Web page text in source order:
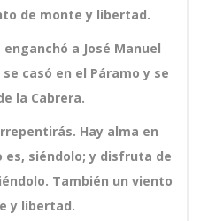
de monte y libertad.
a José Manuel
casó en el Páramo y se
la Cabrera.
Hay alma en
siéndolo; y disfruta de
También un viento
y libertad.